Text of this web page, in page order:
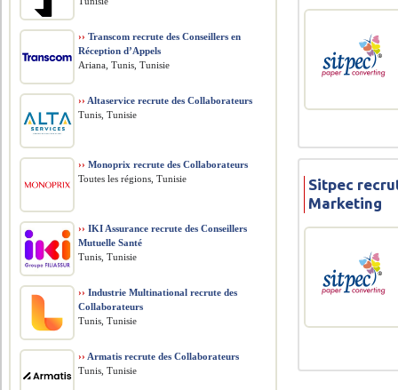
Sitpec
Marketing
›› Transcom recrute des Conseillers en
Réception d’Appels
Ariana, Tunis, Tunisie
›› Altaservice recrute des Collaborateurs
Tunis, Tunisie
›› Monoprix recrute des Collaborateurs
Toutes les régions, Tunisie
›› IKI Assurance recrute des Conseillers
Mutuelle Santé
Tunis, Tunisie
›› Industrie Multinational recrute des
Collaborateurs
Tunis, Tunisie
›› Armatis recrute des Collaborateurs
Tunis, Tunisie